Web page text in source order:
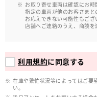
お取り寄せ車両は確認にお
指定の車両が他のお客さま
お応えできない可能性もご
店舗へご連絡のうえ、商談を
利用規約に同意する
在庫や繁忙状況等によってはご要
い。